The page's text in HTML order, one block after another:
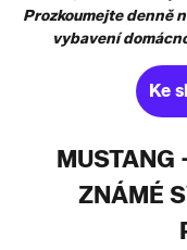
Prozkoumejte denně
vybavení
Ke
MUSTANG
ZNÁMÉ